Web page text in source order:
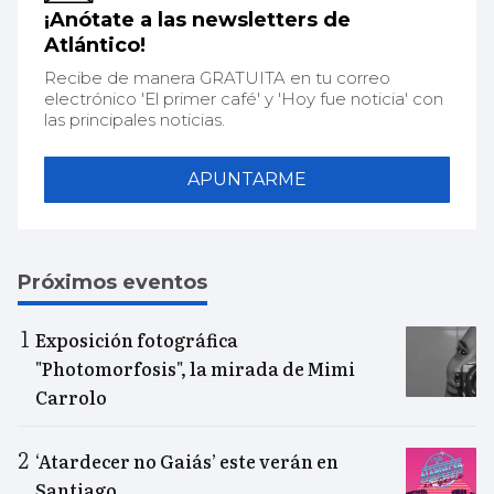
¡Anótate a las newsletters de
Atlántico!
Recibe de manera GRATUITA en tu correo
electrónico 'El primer café' y 'Hoy fue noticia' con
las principales noticias.
APUNTARME
Próximos eventos
Exposición fotográfica
"Photomorfosis", la mirada de Mimi
Carrolo
‘Atardecer no Gaiás’ este verán en